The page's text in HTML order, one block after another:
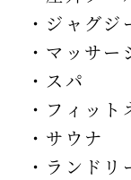
・ジャグジ
・マッサー
・スパ
・フィット
・サウナ
・ランドリ